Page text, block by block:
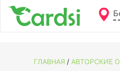
ГЛАВНАЯ / АВТОРСКИЕ